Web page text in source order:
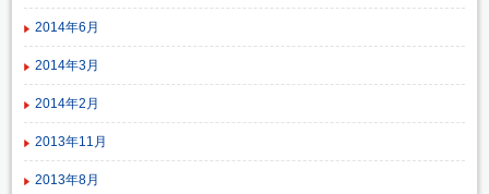
2014年6月
2014年3月
2014年2月
2013年11月
2013年8月